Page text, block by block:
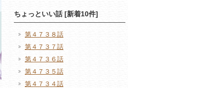
ちょっといい話 [新着10件]
第４７３８話
第４７３７話
第４７３６話
第４７３５話
第４７３４話